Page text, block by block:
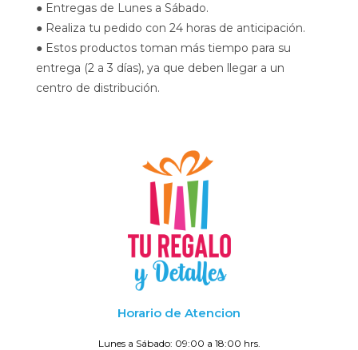
● Entregas de Lunes a Sábado.
● Realiza tu pedido con 24 horas de anticipación.
● Estos productos toman más tiempo para su
entrega (2 a 3 días), ya que deben llegar a un
centro de distribución.
Horario de Atencion
Lunes a Sábado: 09:00 a 18:00 hrs.